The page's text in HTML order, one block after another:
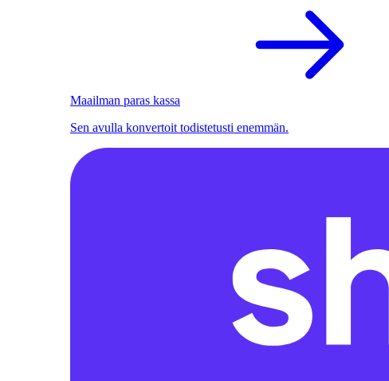
Maailman paras kassa
Sen avulla konvertoit todistetusti enemmän.